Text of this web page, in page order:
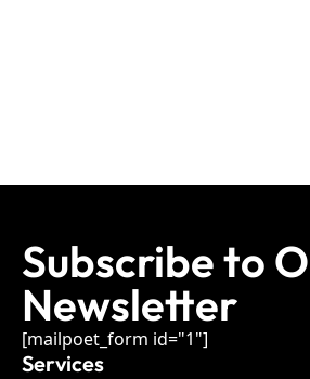
Subscribe to
Newsletter
[mailpoet_form id="1"]
Services